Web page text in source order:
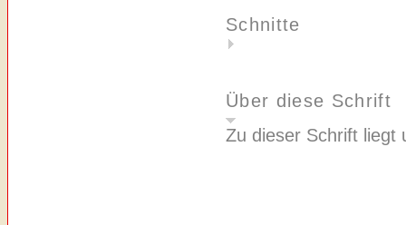
Schnitte
Über diese Schrift
Zu dieser Schrift liegt